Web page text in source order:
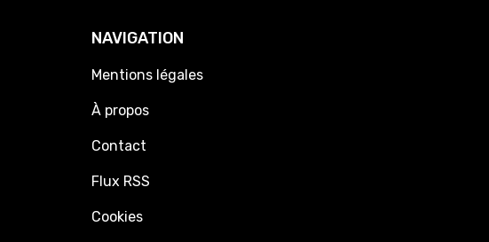
NAVIGATION
Mentions légales
À propos
Contact
Flux RSS
Cookies